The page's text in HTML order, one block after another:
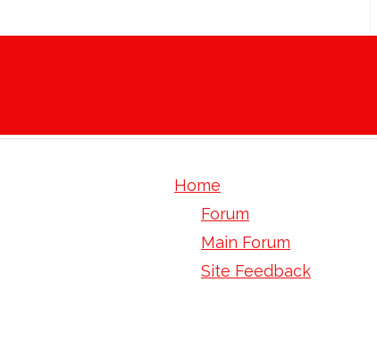
Home
Forum
Main Forum
Site Feedback